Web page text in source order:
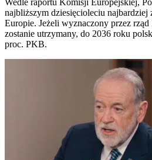
Wedle raportu Komisji Europejskiej,
najbliższym dziesięcioleciu najbardziej
Europie. Jeżeli wyznaczony przez
zostanie utrzymany, do 2036 roku
proc. PKB.